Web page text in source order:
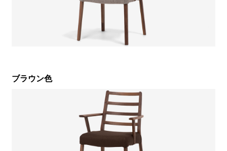
ブラウン色